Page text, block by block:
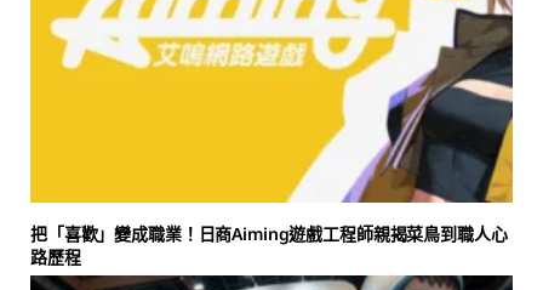
把「喜歡」變成職業！日商Aiming遊戲工程師親揭菜鳥到職人心
路歷程